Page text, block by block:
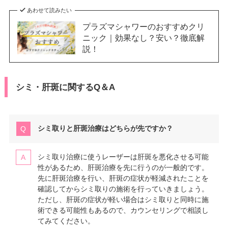
あわせて読みたい
プラズマシャワーのおすすめクリ
ニック｜効果なし？安い？徹底解
説！
シミ・肝斑に関するQ＆A
シミ取りと肝斑治療はどちらが先ですか？
シミ取り治療に使うレーザーは肝斑を悪化させる可能
性があるため、肝斑治療を先に行うのが一般的です。
先に肝斑治療を行い、肝斑の症状が軽減されたことを
確認してからシミ取りの施術を行っていきましょう。
ただし、肝斑の症状が軽い場合はシミ取りと同時に施
術できる可能性もあるので、カウンセリングで相談し
てみてください。